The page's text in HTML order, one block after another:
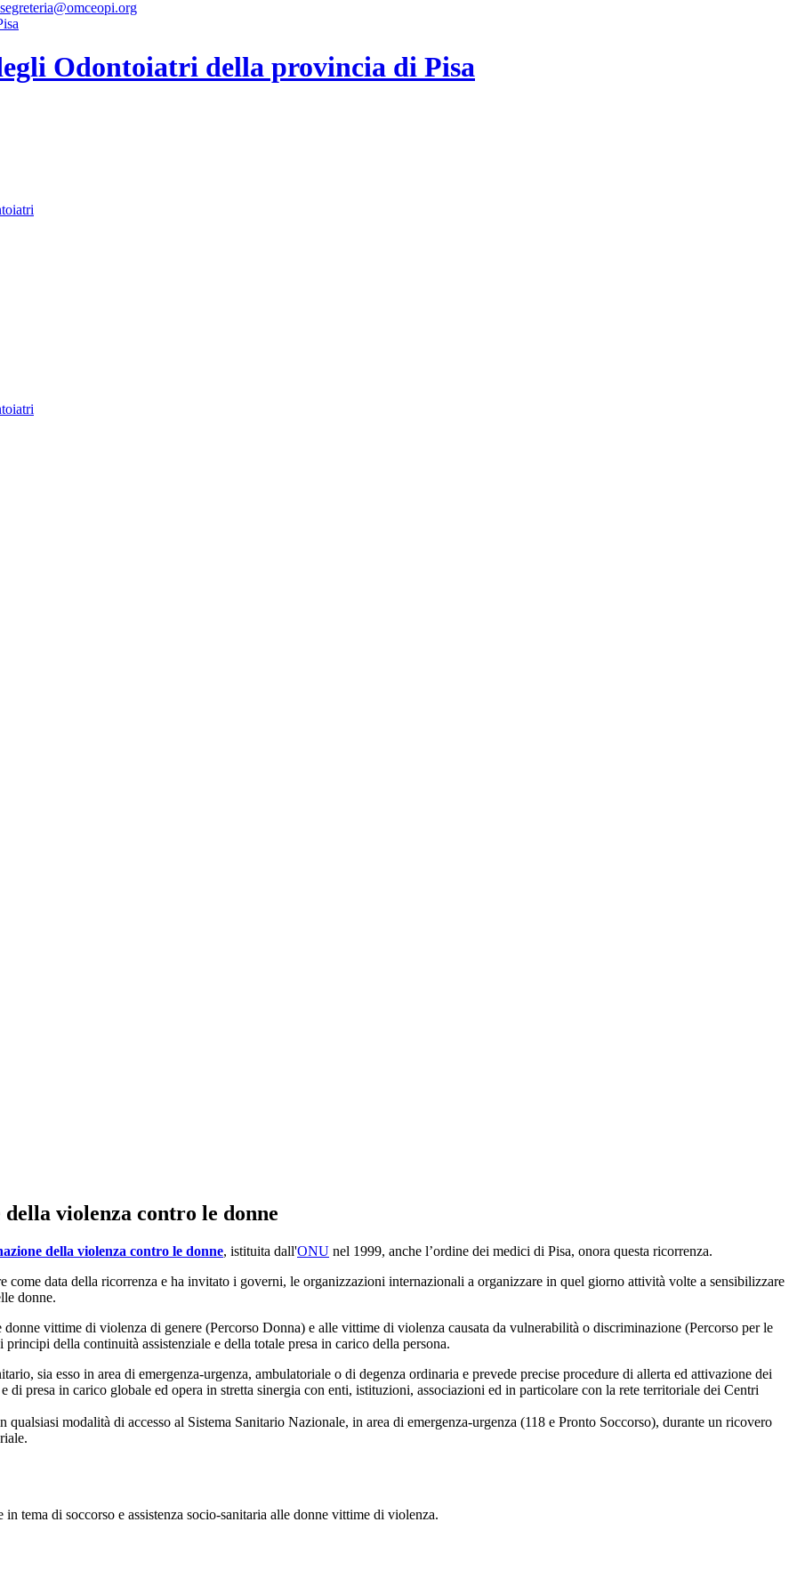
Odontoiatri della provincia di Pisa
violenza contro le donne
della violenza contro le donne, istituita dall'ONU nel 1999, anche l’ordine dei medici di Pisa, onora questa ricorrenza.
data della ricorrenza e ha invitato i governi, le organizzazioni internazionali a organizzare in quel giorno attività volte a sensibilizzare
donne.
donne vittime di violenza di genere (Percorso Donna) e alle vittime di violenza causata da vulnerabilità o discriminazione (Percorso per le
della continuità assistenziale e della totale presa in carico della persona.
sia esso in area di emergenza-urgenza, ambulatoriale o di degenza ordinaria e prevede precise procedure di allerta ed attivazione dei
presa in carico globale ed opera in stretta sinergia con enti, istituzioni, associazioni ed in particolare con la rete territoriale dei Centri
modalità di accesso al Sistema Sanitario Nazionale, in area di emergenza-urgenza (118 e Pronto Soccorso), durante un ricovero
tema di soccorso e assistenza socio-sanitaria alle donne vittime di violenza.